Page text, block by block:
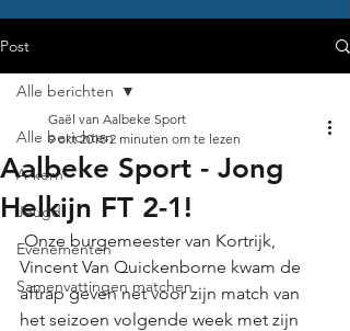
Post
Alle berichten
A-kern
Jeugd
Evenementen
Samenvattingen matchen
Alle berichten
Aalbeke Sport - Jong
Helkijn FT 2-1!
Gaël van Aalbeke Sport
9 okt 2018 2 minuten om te lezen
Onze burgemeester van Kortrijk,
Vincent Van Quickenborne kwam de
aftrap geven net voor zijn match van
het seizoen volgende week met zijn